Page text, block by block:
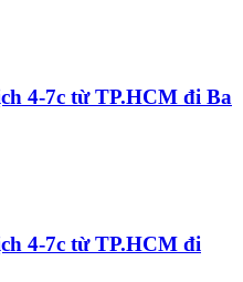
4-7c từ TP.HCM đi Ba
4-7c từ TP.HCM đi